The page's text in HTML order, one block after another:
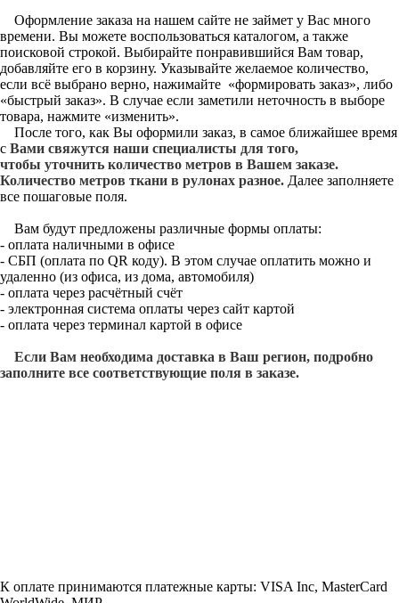
Оформление заказа на нашем сайте не займет у Вас много
времени. Вы можете воспользоваться каталогом, а также
поисковой строкой. Выбирайте понравившийся Вам товар,
добавляйте его в корзину. Указывайте желаемое количество,
если всё выбрано верно, нажимайте «формировать заказ», либо
«быстрый заказ». В случае если заметили неточность в выборе
товара, нажмите «изменить».
После того, как Вы оформили заказ, в самое ближайшее время
с Вами свяжутся наши специалисты для того,
чтобы уточнить количество метров в Вашем заказе.
Количество метров ткани в рулонах разное. Далее заполняете
все пошаговые поля.
Вам будут предложены различные формы оплаты:
- оплата наличными в офисе
- СБП (оплата по QR коду). В этом случае оплатить можно и
удаленно (из офиса, из дома, автомобиля)
- оплата через расчётный счёт
- электронная система оплаты через сайт картой
- оплата через терминал картой в офисе
Если Вам необходима доставка в Ваш регион, подробно
заполните все соответствующие поля в заказе.
К оплате принимаются платежные карты: VISA Inc, MasterCard